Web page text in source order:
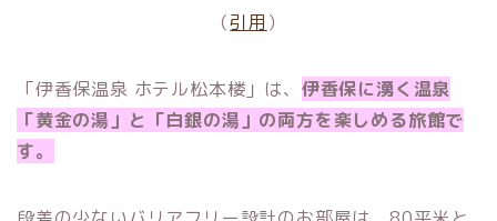
（引用 ）
「伊香保温泉 ホテル松本楼」は、 伊香保に湧く温泉
「黄金の湯」と「白銀の湯」の両方を楽しめる旅館で
す。